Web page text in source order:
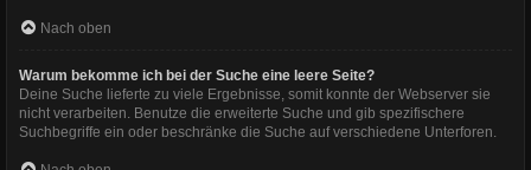
Nach oben
Warum bekomme ich bei der Suche eine leere Seite?
Deine Suche lieferte zu viele Ergebnisse, somit konnte der Webserver sie
nicht verarbeiten. Benutze die erweiterte Suche und gib spezifischere
Suchbegriffe ein oder beschränke die Suche auf verschiedene Unterforen.